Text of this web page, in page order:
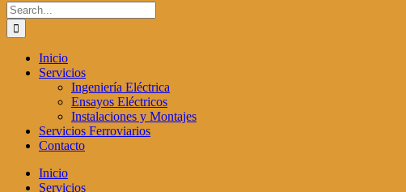
Search
for:
Inicio
Servicios
Ingeniería Eléctrica
Ensayos Eléctricos
Instalaciones y Montajes
Servicios Ferroviarios
Contacto
Inicio
Servicios